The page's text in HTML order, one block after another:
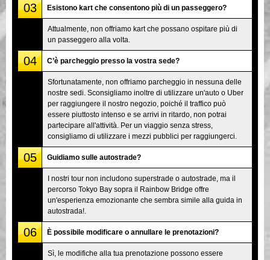
03 Esistono kart che consentono più di un passeggero?
Attualmente, non offriamo kart che possano ospitare più di
un passeggero alla volta.
04 C’è parcheggio presso la vostra sede?
Sfortunatamente, non offriamo parcheggio in nessuna delle
nostre sedi. Sconsigliamo inoltre di utilizzare un'auto o Uber
per raggiungere il nostro negozio, poiché il traffico può
essere piuttosto intenso e se arrivi in ritardo, non potrai
partecipare all'attività. Per un viaggio senza stress,
consigliamo di utilizzare i mezzi pubblici per raggiungerci.
05 Guidiamo sulle autostrade?
I nostri tour non includono superstrade o autostrade, ma il
percorso Tokyo Bay sopra il Rainbow Bridge offre
un'esperienza emozionante che sembra simile alla guida in
autostrada!.
06 È possibile modificare o annullare le prenotazioni?
Sì, le modifiche alla tua prenotazione possono essere